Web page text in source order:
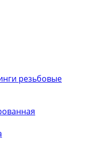
резьбовые